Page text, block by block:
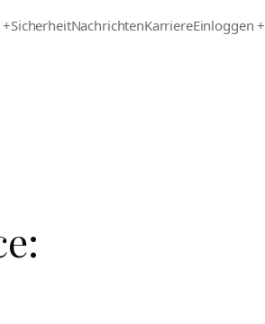
+SicherheitNachrichtenKarriereEinloggen +